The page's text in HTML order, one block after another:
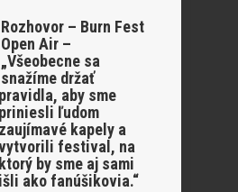
Rozhovor – Burn Fest
Open Air –
„Všeobecne sa
snažíme držať
pravidla, aby sme
priniesli ľudom
zaujímavé kapely a
festival, na
ktorý by sme aj sami
išli ako fanúšikovia.“